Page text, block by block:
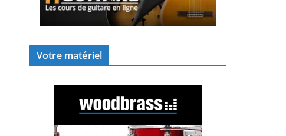
Votre matériel